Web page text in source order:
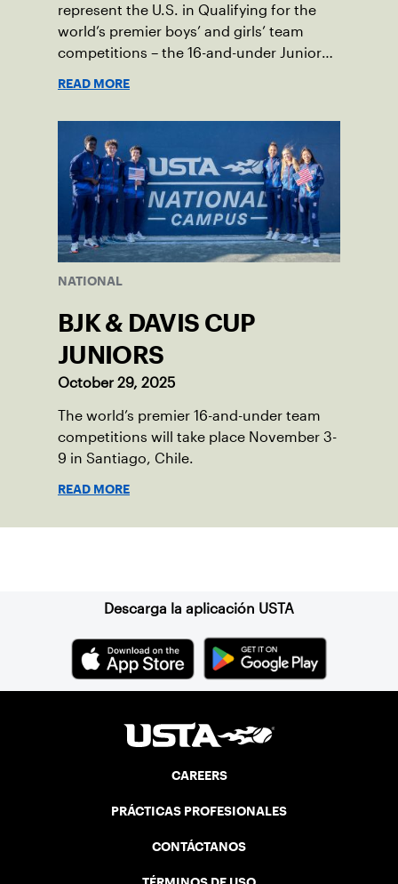
represent the U.S. in Qualifying for the
world’s premier boys’ and girls’ team
competitions – the 16-and-under Junior
READ MORE
NATIONAL
BJK & DAVIS CUP
JUNIORS
October 29, 2025
The world’s premier 16-and-under team
competitions will take place November 3-
9 in Santiago, Chile.
READ MORE
Descarga la aplicación USTA
CAREERS
PRÁCTICAS PROFESIONALES
CONTÁCTANOS
TÉRMINOS DE USO